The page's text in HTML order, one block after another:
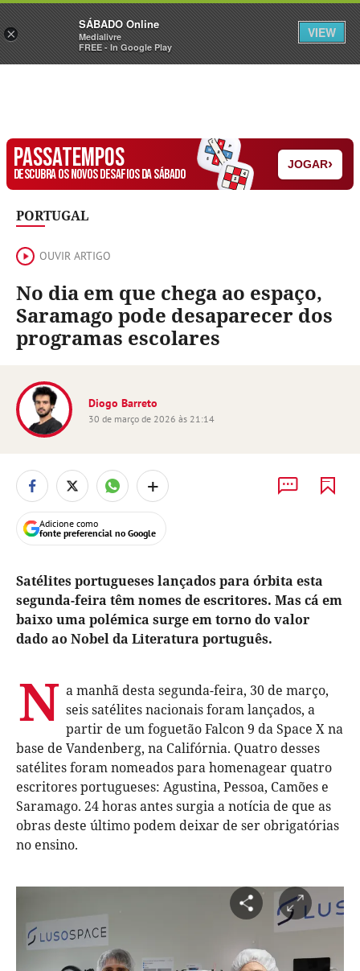
Sábado Assine Iniciar Sessão
PASSATEMPOS
DESCUBRA OS NOVOS DESAFIOS DA SÁBADO
JOGAR›
PORTUGAL
OUVIR ARTIGO
No dia em que chega ao espaço,
Saramago pode desaparecer dos
programas escolares
Diogo Barreto
30 de março de 2026 às 21:14
+
Adicione como
fonte preferencial no Google
Satélites portugueses lançados para órbita esta
segunda-feira têm nomes de escritores. Mas cá em
baixo uma polémica surge em torno do valor
dado ao Nobel da Literatura português.
N a manhã desta segunda-feira, 30 de março,
seis satélites nacionais foram lançados, a
partir de um foguetão Falcon 9 da Space X na
base de Vandenberg, na Califórnia. Quatro desses
satélites foram nomeados para homenagear quatro
escritores portugueses: Agustina, Pessoa, Camões e
Saramago. 24 horas antes surgia a notícia de que as
obras deste último podem deixar de ser obrigatórias
no ensino.
×
SÁBADO Online
Medialivre
FREE - In Google Play
VIEW